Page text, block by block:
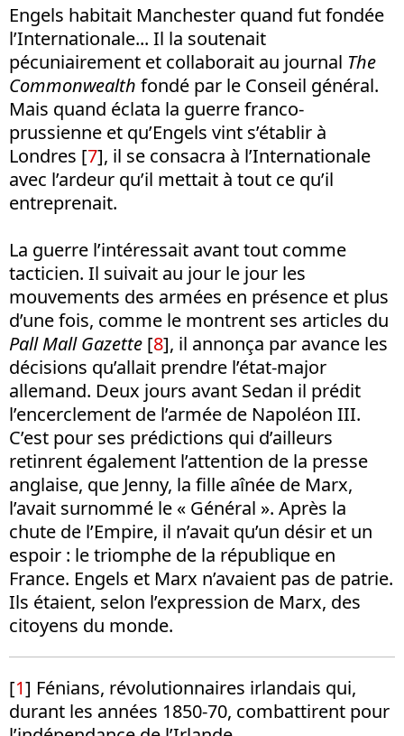
Engels habitait Manchester quand fut fondée
l’Internationale... Il la soutenait
pécuniairement et collaborait au journal The
Commonwealth fondé par le Conseil général.
Mais quand éclata la guerre franco-
prussienne et qu’Engels vint s’établir à
Londres [7], il se consacra à l’Internationale
avec l’ardeur qu’il mettait à tout ce qu’il
entreprenait.
La guerre l’intéressait avant tout comme
tacticien. Il suivait au jour le jour les
mouvements des armées en présence et plus
d’une fois, comme le montrent ses articles du
Pall Mall Gazette [8], il annonça par avance les
décisions qu’allait prendre l’état-major
allemand. Deux jours avant Sedan il prédit
l’encerclement de l’armée de Napoléon III.
C’est pour ses prédictions qui d’ailleurs
retinrent également l’attention de la presse
anglaise, que Jenny, la fille aînée de Marx,
l’avait surnommé le « Général ». Après la
chute de l’Empire, il n’avait qu’un désir et un
espoir : le triomphe de la république en
France. Engels et Marx n’avaient pas de patrie.
Ils étaient, selon l’expression de Marx, des
citoyens du monde.
[1] Fénians, révolutionnaires irlandais qui,
durant les années 1850-70, combattirent pour